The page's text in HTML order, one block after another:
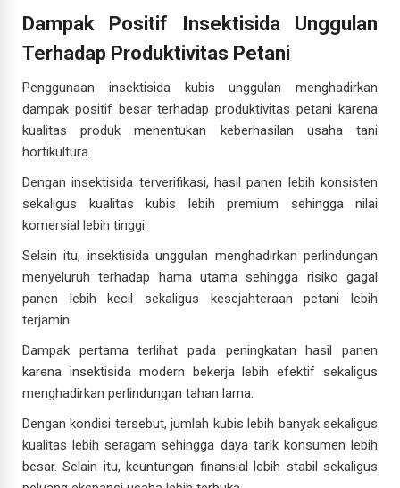
Dampak Positif Insektisida Unggulan
Terhadap Produktivitas Petani
Penggunaan insektisida kubis unggulan menghadirkan
dampak positif besar terhadap produktivitas petani karena
kualitas produk menentukan keberhasilan usaha tani
hortikultura.
Dengan insektisida terverifikasi, hasil panen lebih konsisten
sekaligus kualitas kubis lebih premium sehingga nilai
komersial lebih tinggi.
Selain itu, insektisida unggulan menghadirkan perlindungan
menyeluruh terhadap hama utama sehingga risiko gagal
panen lebih kecil sekaligus kesejahteraan petani lebih
terjamin.
Dampak pertama terlihat pada peningkatan hasil panen
karena insektisida modern bekerja lebih efektif sekaligus
menghadirkan perlindungan tahan lama.
Dengan kondisi tersebut, jumlah kubis lebih banyak sekaligus
kualitas lebih seragam sehingga daya tarik konsumen lebih
besar. Selain itu, keuntungan finansial lebih stabil sekaligus